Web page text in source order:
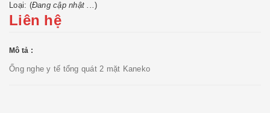
Loại: (Đang cập nhật ...)
Liên hệ
Mô tả :
Ống nghe y tế tổng quát 2 mặt Kaneko